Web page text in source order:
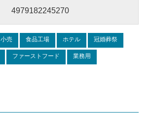
4979182245270
小売 食品工場 ホテル 冠婚葬祭
ファーストフード 業務用